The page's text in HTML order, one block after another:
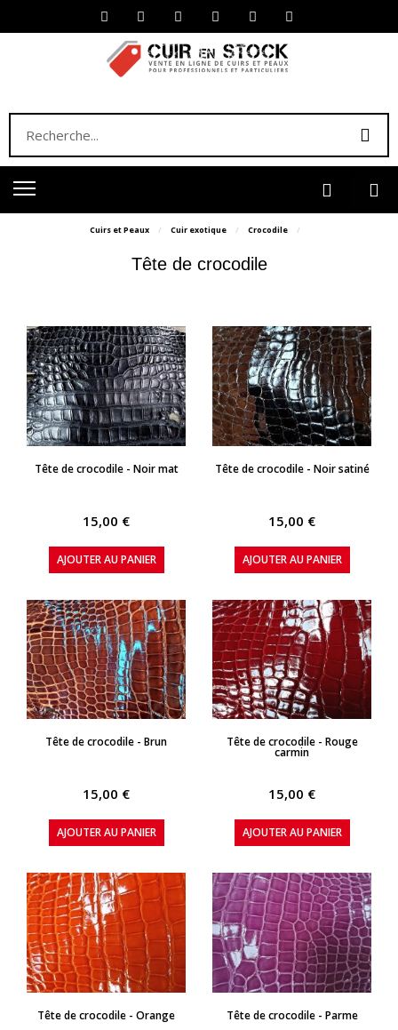
Cuirs et Peaux Cuir exotique Crocodile
Tête de crocodile
APERÇU RAPIDE
Tête de crocodile - Noir mat
15,00 €
AJOUTER AU PANIER
APERÇU RAPIDE
Tête de crocodile - Noir satiné
15,00 €
AJOUTER AU PANIER
APERÇU RAPIDE
Tête de crocodile - Brun
15,00 €
AJOUTER AU PANIER
APERÇU RAPIDE
Tête de crocodile - Rouge
carmin
15,00 €
AJOUTER AU PANIER
APERÇU RAPIDE
Tête de crocodile - Orange APERÇU RAPIDE
Tête de crocodile - Parme